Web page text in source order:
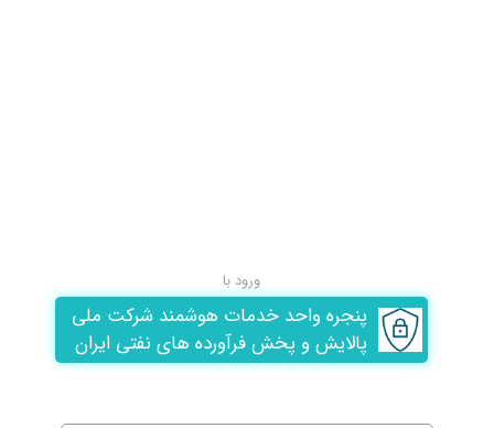
ورود با
پنجره واحد خدمات هوشمند شرکت ملی
پالایش و پخش فرآورده های نفتی ایران